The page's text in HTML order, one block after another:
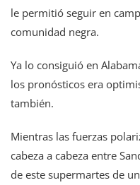
le permitió seguir en
comunidad negra.
Ya lo consiguió en
los pronósticos era
también.
Mientras las fuerzas
cabeza a cabeza entre
de este supermartes de